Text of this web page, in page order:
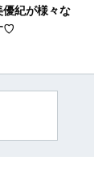
優紀が様々な
♡